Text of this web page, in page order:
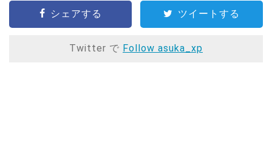
シェアする ツイートする
Twitter で Follow asuka_xp